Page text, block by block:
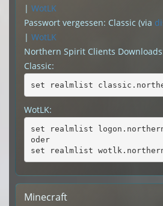
| WotLK
Passwort vergessen: Classic (via
| WotLK
Northern Spirit Clients
Classic:
set realmlist
WotLK:
set realmlist
oder
set realmlist
Minecraft